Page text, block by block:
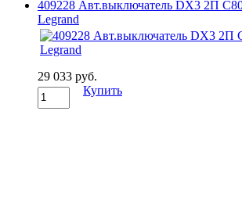
409228 Авт.выключатель DX3 2П
Legrand
29 033 руб.
Купить